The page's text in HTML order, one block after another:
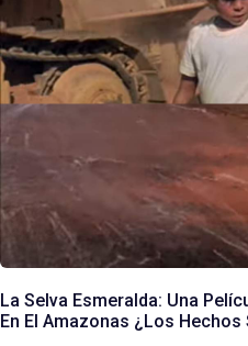
La Selva Esmeralda: Una
En El Amazonas ¿Los Hechos